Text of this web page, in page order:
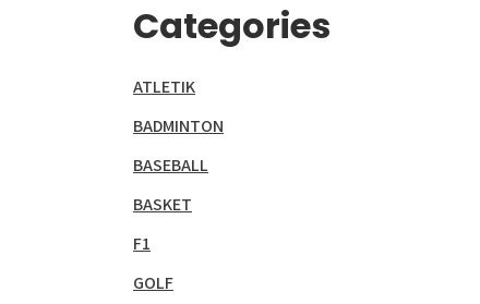
Categories
ATLETIK
BADMINTON
BASEBALL
BASKET
F1
GOLF